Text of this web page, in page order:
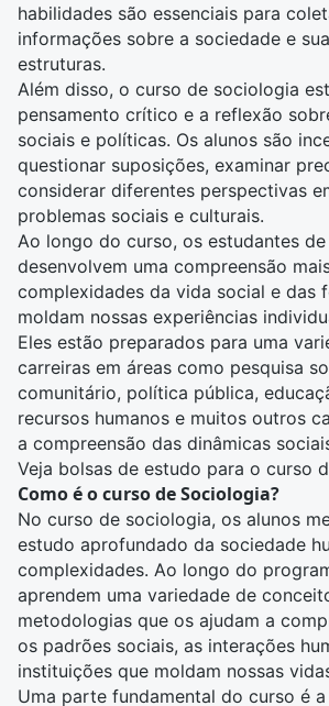
habilidades são essenciais para
informações sobre a sociedade e
estruturas.
Além disso, o curso de sociologia
pensamento crítico e a reflexão
sociais e políticas. Os alunos são
questionar suposições, examinar
considerar diferentes perspectivas
problemas sociais e culturais.
Ao longo do curso, os estudantes
desenvolvem uma compreensão
complexidades da vida social e das
moldam nossas experiências
Eles estão preparados para uma
carreiras em áreas como pesquisa
comunitário, política pública,
recursos humanos e muitos outros
a compreensão das dinâmicas
Veja bolsas de estudo para o curso
Como é o curso de Sociologia?
No curso de sociologia, os alunos
estudo aprofundado da sociedade
complexidades. Ao longo do
aprendem uma variedade de
metodologias que os ajudam a
os padrões sociais, as interações
instituições que moldam nossas
Uma parte fundamental do curso é